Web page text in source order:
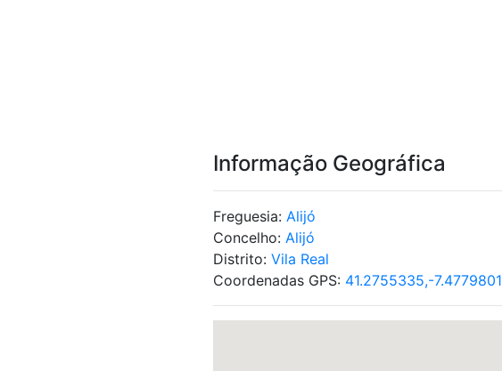
Informação Geográfica
Freguesia: Alijó
Concelho: Alijó
Distrito: Vila Real
Coordenadas GPS: 41.2755335,-7.4779801